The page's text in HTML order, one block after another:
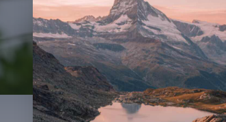
Les probiotiques apaisent l’intestin irritable en